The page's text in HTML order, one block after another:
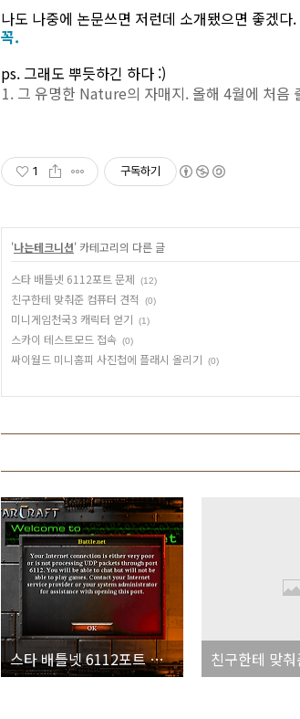
나도 나중에 논문쓰면 저런데 소개됐으면 좋겠다.
꼭.
ps. 그래도 뿌듯하긴 하다 :)
그 유명한 Nature의 자매지. 올해 4월에 처음
1 구독하기
'나는테크니션' 카테고리의 다른 글
스타 배틀넷 6112포트 문제 (12)
친구한테 맞춰준 컴퓨터 견적 (0)
미니게임천국3 캐릭터 얻기 (1)
스카이 테스트모드 접속 (0)
싸이월드 미니홈피 사진첩에 플래시 올리기 (0)
스타 배틀넷 6112포트 문제